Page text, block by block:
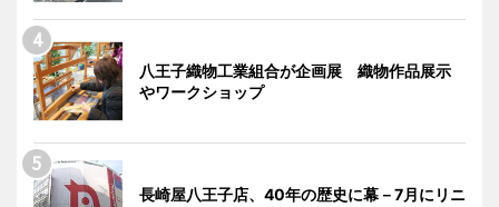
八王子織物工業組合が企画展 織物作品展示
やワークショップ
長崎屋八王子店、40年の歴史に幕－7月にリニ